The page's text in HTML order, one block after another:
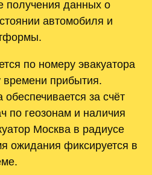
получения данных о
автомобиля и
по номеру эвакуатора
времени прибытия.
за счёт
по геозонам и наличия
Москва в радиусе
ожидания фиксируется в